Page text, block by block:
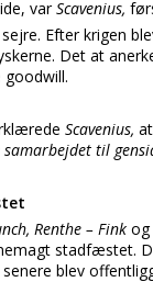
varScavenius,
Efter krigen
Det at
goodwill.
Scavenius,
til
Renthe – Fink
stadfæstet.
blev